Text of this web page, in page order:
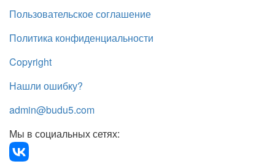
Пользовательское соглашение
Политика конфиденциальности
Copyright
Нашли ошибку?
admin@budu5.com
Мы в социальных сетях: